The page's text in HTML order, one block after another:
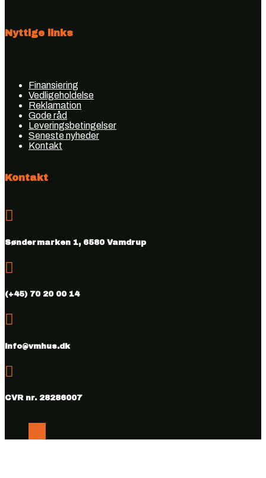
Nyttige links
Finansiering
Vedligeholdelse
Reklamation
Gode råd
Leveringsbetingelser
Seneste nyheder
Kontakt
Kontakt

Søndermarken 1, 6580 Vamdrup

(+45) 70 20 00 14

info@vmhus.dk

CVR nr. 28286007